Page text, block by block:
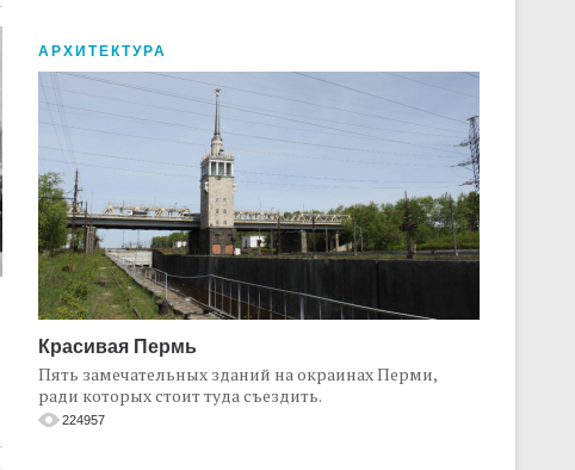
АРХИТЕКТУРА
Красивая Пермь
Пять замечательных зданий на окраинах Перми,
ради которых стоит туда съездить.
224957